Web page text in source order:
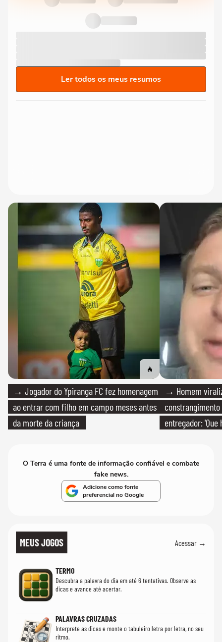
Ler todos os meus resumos
→ Jogador do Ypiranga FC fez homenagem
ao entrar com filho em campo meses antes
da morte da criança
→ Homem
entregador: 'Que
O Terra é uma fonte de informação confiável e combate
fake news.
Adicione como fonte
preferencial no Google
MEUS JOGOS Acessar →
TERMO
Descubra a palavra do dia em até 6 tentativas. Observe as
dicas e avance até acertar.
PALAVRAS CRUZADAS
Interprete as dicas e monte o tabuleiro letra por letra, no seu
ritmo.